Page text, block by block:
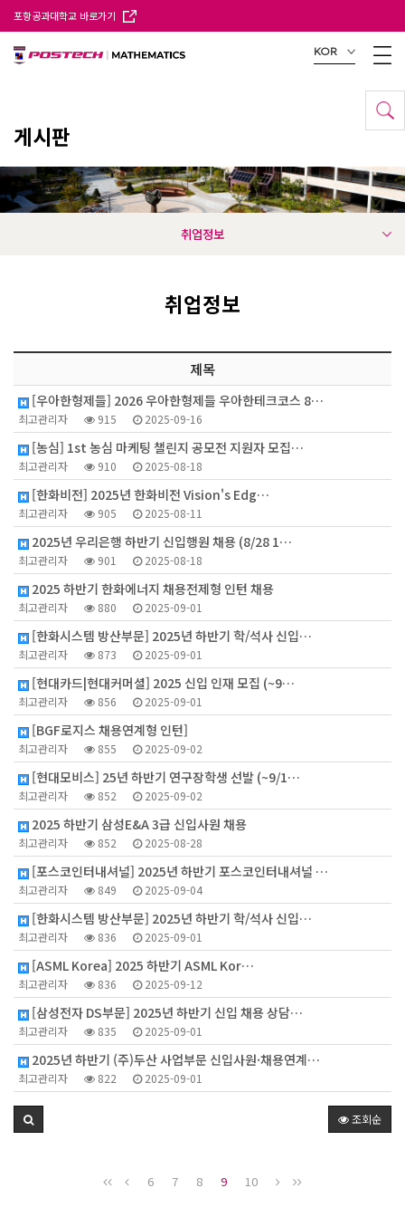
포항공과대학교 바로가기
KOR
게시판
취업정보
취업정보
제목
[우아한형제들] 2026 우아한형제들 우아한테크코스 8…
최고관리자 915 2025-09-16
[농심] 1st 농심 마케팅 챌린지 공모전 지원자 모집…
최고관리자 910 2025-08-18
[한화비전] 2025년 한화비전 Vision's Edg…
최고관리자 905 2025-08-11
2025년 우리은행 하반기 신입행원 채용 (8/28 1…
최고관리자 901 2025-08-18
2025 하반기 한화에너지 채용전제형 인턴 채용
최고관리자 880 2025-09-01
[한화시스템 방산부문] 2025년 하반기 학/석사 신입…
최고관리자 873 2025-09-01
[현대카드|현대커머셜] 2025 신입 인재 모집 (~9…
최고관리자 856 2025-09-01
[BGF로지스 채용연계형 인턴]
최고관리자 855 2025-09-02
[현대모비스] 25년 하반기 연구장학생 선발 (~9/1…
최고관리자 852 2025-09-02
2025 하반기 삼성E&A 3급 신입사원 채용
최고관리자 852 2025-08-28
[포스코인터내셔널] 2025년 하반기 포스코인터내셔널 …
최고관리자 849 2025-09-04
[한화시스템 방산부문] 2025년 하반기 학/석사 신입…
최고관리자 836 2025-09-01
[ASML Korea] 2025 하반기 ASML Kor…
최고관리자 836 2025-09-12
[삼성전자 DS부문] 2025년 하반기 신입 채용 상담…
최고관리자 835 2025-09-01
2025년 하반기 (주)두산 사업부문 신입사원·채용연계…
최고관리자 822 2025-09-01
조회순
6 7 8 9 10